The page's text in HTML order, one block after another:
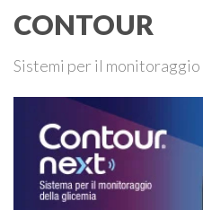
CONTOUR
Sistemi per il